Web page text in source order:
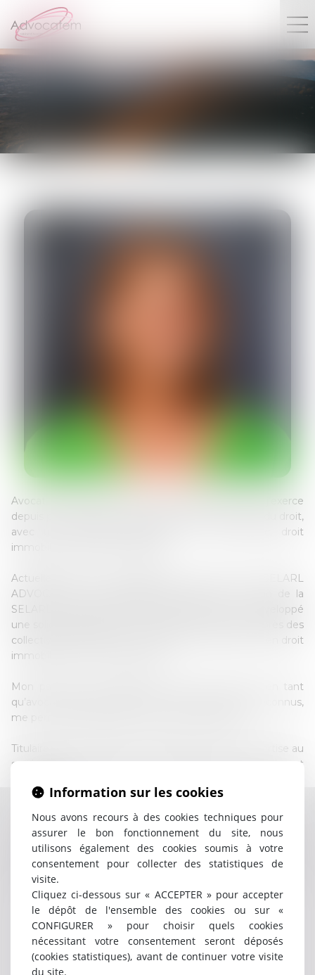
Avocat Honoraire
Avocat expérimenté inscrit au Barreau d’Annecy, j’exerce
depuis plus de vingt ans dans des domaines variés du droit,
avec une expertise particulière en droit public, droit
immobilier et droit de la famille.
Actuellement avocat collaborateur au sein de la SELARL
ADVOCATEM, j’ai auparavant été associée au sein de la
SELARL GAILLARD OSTER ASSOCIÉS, où j’ai développé
une solide expérience en conseil et contentieux auprès des
collectivités territoriales, en assistance éducative et en droit
immobilier et de la construction.
Mon parcours m’a également conduit à exercer en tant
qu’avocat individuel ainsi qu’au sein de cabinets reconnus,
me permettant d’acquérir une solide expérience.
Titulaire d’un DEA de Droit Public je mets mon expertise au
service de mes clients en alliant rigueur, écoute et
ContacterBlandine
GAILLARD
Information sur les cookies
Nous avons recours à des cookies techniques pour
assurer le bon fonctionnement du site, nous
utilisons également des cookies soumis à votre
consentement pour collecter des statistiques de
visite.
Cliquez ci-dessous sur « ACCEPTER » pour accepter
le dépôt de l'ensemble des cookies ou sur «
CONFIGURER » pour choisir quels cookies
nécessitant votre consentement seront déposés
(cookies statistiques), avant de continuer votre visite
du site.